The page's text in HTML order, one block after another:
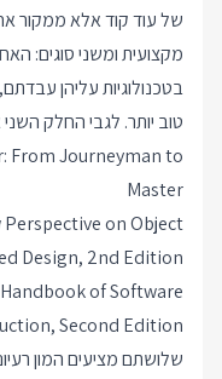
של עוד קוד אלא ממקור
מקצועית ומשני סוגים:
בטכנולוגיות עליהן
טוב יותר. לגבי החלק
From Journeyman to
Master
on Object
Design, 2nd Edition
of Software
Second Edition
שלושתם מציעים המון